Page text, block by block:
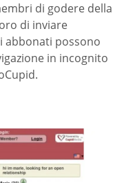
di godere della
di inviare
abbonati possono
in incognito